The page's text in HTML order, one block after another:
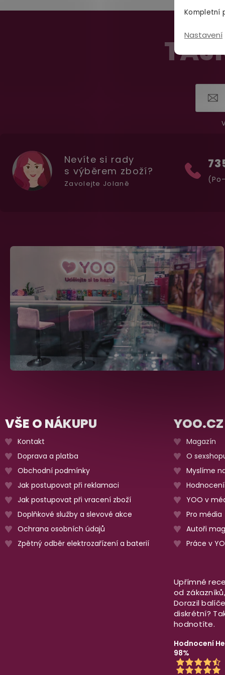
Kompletní
Nastavení
Nevíte si rady
s výběrem zboží?
Zavolejte Jolaně
VŠE O NÁKUPU
Kontakt
Doprava a platba
Obchodní podmínky
Jak postupovat při reklamaci
Jak postupovat při vracení zboží
Doplňkové služby a slevové akce
Ochrana osobních údajů
Zpětný odběr elektrozařízení a baterií
YOO.CZ
Magazín
O
Myslíme
YOO v
Pro média
Autoři
Práce v
Upřímné
od
Dorazil
diskrétní?
hodnotíte.
Hodnocení
98%